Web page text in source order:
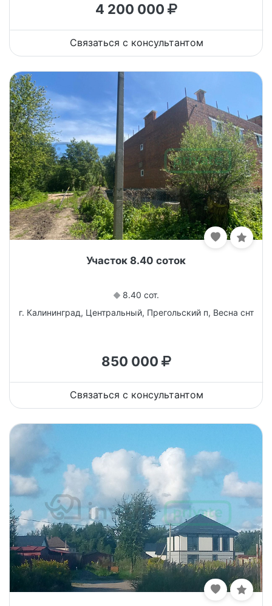
4 200 000
Связаться с консультантом
Участок 8.40 соток
8.40 сот.
г. Калининград, Центральный, Прегольский п, Весна снт
850 000
Связаться с консультантом